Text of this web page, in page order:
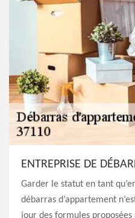
ENTREPRISE DE
Garder le statut en tant
débarras d’appartement
jour des formules proposées